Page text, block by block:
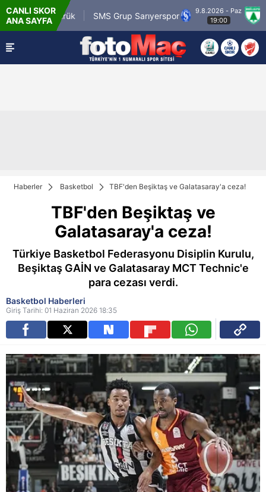
CANLI SKOR
ANA SAYFA
Karagümrük SMS Grup Sarıyerspor
9.8.2026 - Paz
Haberler Basketbol TBF'den Beşiktaş ve Galatasaray'a ceza!
TBF'den Beşiktaş ve
Galatasaray'a ceza!
Türkiye Basketbol Federasyonu Disiplin Kurulu,
Beşiktaş GAİN ve Galatasaray MCT Technic'e
para cezası verdi.
Basketbol Haberleri
Giriş Tarihi: 01 Haziran 2026 18:35